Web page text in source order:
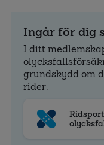
Ingår för dig
I ditt
grundskydd om
rider.